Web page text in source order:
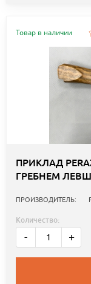
Товар в наличии
ПРИКЛАД
ГРЕБНЕМ
ПРОИЗВОДИТЕЛЬ:
Количество:
- +